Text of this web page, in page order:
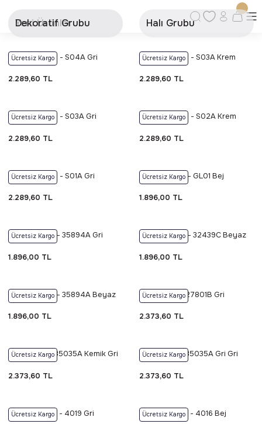
Güvenli Alışveriş Deneyimi
Kalite ve Dayanıklılık Garantisi
Yeni Ürünler Halı Grubu
Dekoratif Grubu
Ücretsiz Kargo
Foneks Sahra - S04A Gri
2.289,60 TL
Ücretsiz Kargo
Foneks Sahra - S03A Krem
2.289,60 TL
Ücretsiz Kargo
Foneks Sahra - S03A Gri
2.289,60 TL
Ücretsiz Kargo
Foneks Sahra - S02A Krem
2.289,60 TL
Ücretsiz Kargo
Foneks Sahra - S01A Gri
2.289,60 TL
Ücretsiz Kargo
Foneks Glow - GL01 Bej
1.896,00 TL
Ücretsiz Kargo
Foneks Glow - 35894A Gri
1.896,00 TL
Ücretsiz Kargo
Foneks Glow - 32439C Beyaz
1.896,00 TL
Ücretsiz Kargo
Foneks Glow - 35894A Beyaz
1.896,00 TL
Ücretsiz Kargo
Foneks Elit - 27801B Gri
2.373,60 TL
Ücretsiz Kargo
Foneks Elit - 35035A Kemik Gri
2.373,60 TL
Ücretsiz Kargo
Foneks Elit - 35035A Gri Gri
2.373,60 TL
Ücretsiz Kargo
Foneks İpeksi - 4019 Gri Ücretsiz Kargo
Foneks İpeksi - 4016 Bej